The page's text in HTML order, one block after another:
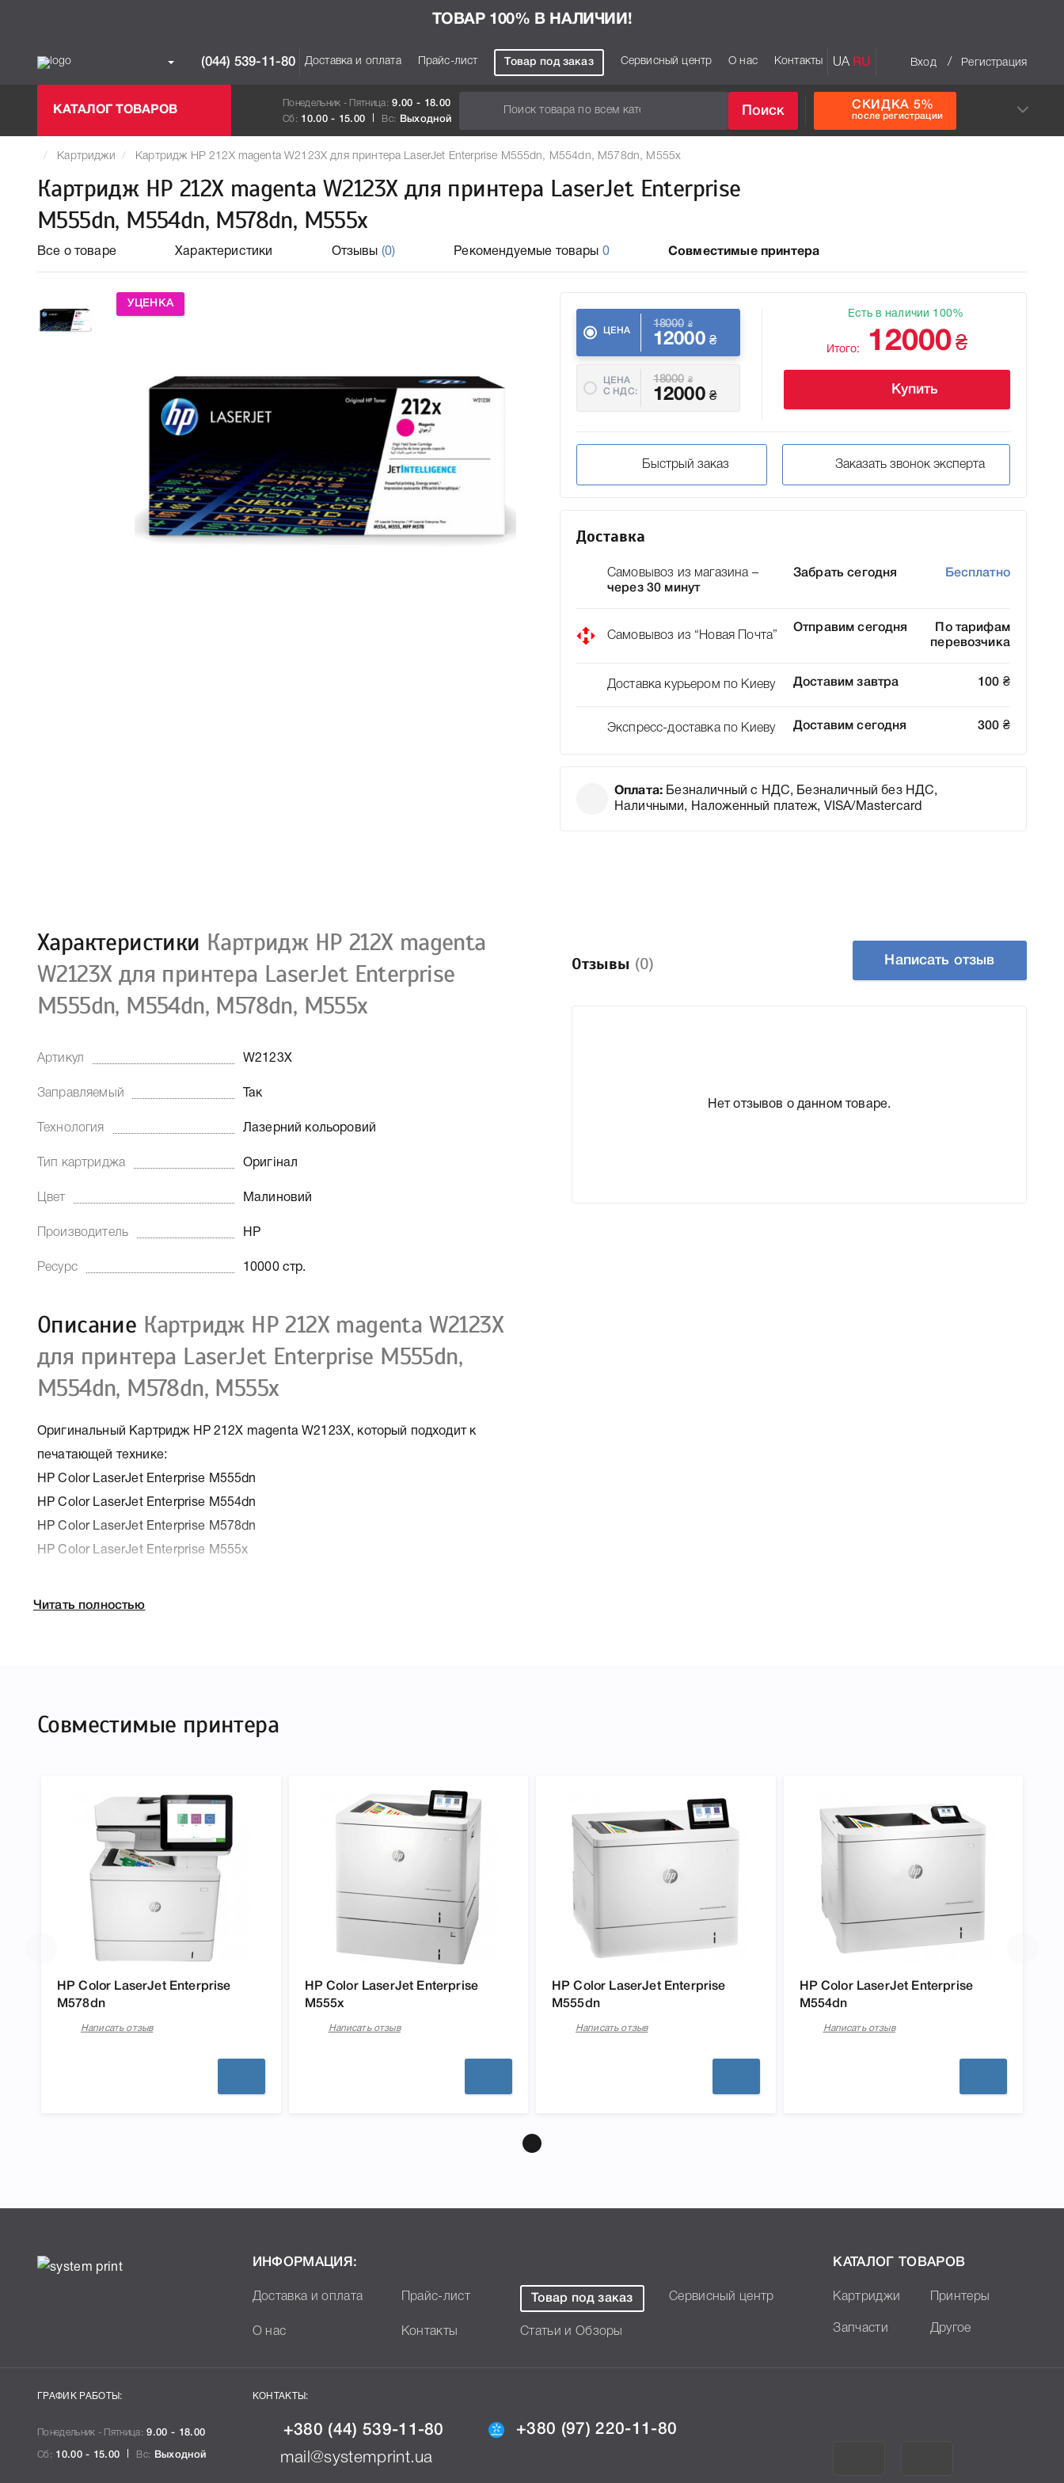
ТОВАР 100% В НАЛИЧИИ!
(044) 539-11-80 Доставка и оплата Прайс-лист Товар под заказ Сервисный центр О нас Контакты UA RU Вход / Регистрация
КАТАЛОГ ТОВАРОВ
Понедельник - Пятница: 9.00 - 18.00
Сб: 10.00 - 15.00 Вс: Выходной
Поиск СКИДКА 5%
после регистрации
Картриджи Картридж HP 212X magenta W2123X для принтера LaserJet Enterprise M555dn, M554dn, M578dn, M555x
Картридж HP 212X magenta W2123X для принтера LaserJet Enterprise
M555dn, M554dn, M578dn, M555x
Все о товаре Характеристики Отзывы (0) Рекомендуемые товары 0 Совместимые принтера
УЦЕНКА
ЦЕНА
18000 ₴
12000 ₴
ЦЕНА
C НДС:
18000 ₴
12000 ₴
Есть в наличии 100%
Итого: 12000 ₴
Купить
Быстрый заказ Заказать звонок эксперта
Доставка
Самовывоз из магазина –
через 30 минут
Забрать сегодня Бесплатно
Самовывоз из “Новая Почта”
Отправим сегодня
По тарифам
перевозчика
Доставка курьером по Киеву Доставим завтра 100 ₴
Экспресс-доставка по Киеву Доставим сегодня 300 ₴
Оплата: Безналичный с НДС, Безналичный без НДС,
Наличными, Наложенный платеж, VISA/Mastercard
Характеристики Картридж HP 212X magenta
W2123X для принтера LaserJet Enterprise
M555dn, M554dn, M578dn, M555x
Артикул W2123X
Заправляемый Так
Технология Лазерний кольоровий
Тип картриджа Оригінал
Цвет Малиновий
Производитель HP
Ресурс 10000 стр.
Описание Картридж HP 212X magenta W2123X
для принтера LaserJet Enterprise M555dn,
M554dn, M578dn, M555x
Оригинальный Картридж HP 212X magenta W2123X, который подходит к
печатающей технике:
HP Color LaserJet Enterprise M555dn
HP Color LaserJet Enterprise M554dn
HP Color LaserJet Enterprise M578dn
HP Color LaserJet Enterprise M555x
К HP 212X magenta W2123X мы подготовили подробные характеристики, список
Читать полностью
Отзывы (0) Написать отзыв
Нет отзывов о данном товаре.
Совместимые принтера
HP Color LaserJet Enterprise
M578dn
Написать отзыв
HP Color LaserJet Enterprise
M555x
Написать отзыв
HP Color LaserJet Enterprise
M555dn
Написать отзыв
HP Color LaserJet Enterprise
M554dn
Написать отзыв
ИНФОРМАЦИЯ:
Доставка и оплата Прайс-лист Товар под заказ Сервисный центр
О нас Контакты Статьи и Обзоры
КАТАЛОГ ТОВАРОВ
Картриджи Принтеры
Запчасти Другое
ГРАФИК РАБОТЫ:
Понедельник - Пятница: 9.00 - 18.00
Сб: 10.00 - 15.00 Вс: Выходной
КОНТАКТЫ:
+380 (44) 539-11-80
+380 (97) 220-11-80
mail@systemprint.ua